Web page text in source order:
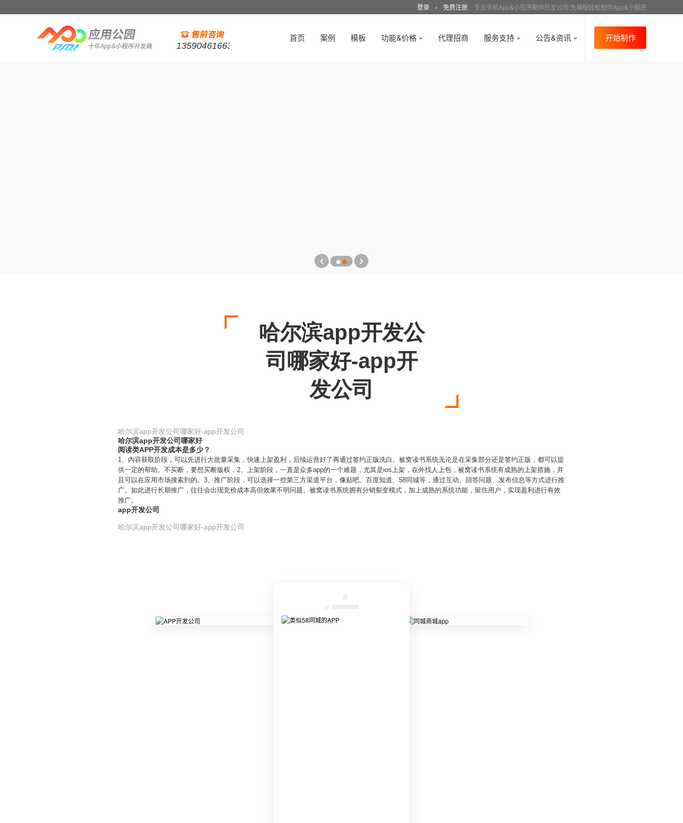
登录 ● 免费注册 专业手机App&小程序制作开发公司,免编程轻松制作App&小程序
13590461663
首页 案例 模板 功能&价格 代理招商 服务支持 公告&资讯 开始制作
哈尔滨app开发公
司哪家好-app开
发公司
哈尔滨app开发公司哪家好-app开发公司
哈尔滨app开发公司哪家好
阅读类APP开发成本是多少？
1、内容获取阶段，可以先进行大批量采集，快速上架盈利，后续运营好了再通过签约正版洗白。被窝读书系统无论是在采集部分还是签约正版，都可以提
供一定的帮助。不买断，要想买断版权，2、上架阶段，一直是众多app的一个难题，尤其是ios上架，在外找人上包，被窝读书系统有成熟的上架措施，并
且可以在应用市场搜索到的。3、推广阶段，可以选择一些第三方渠道平台，像贴吧、百度知道、58同城等，通过互动、回答问题、发布信息等方式进行推
广。如此进行长期推广，往往会出现竞价成本高但效果不明问题。被窝读书系统拥有分销裂变模式，加上成熟的系统功能，留住用户，实现盈利进行有效
推广。
app开发公司
哈尔滨app开发公司哪家好-app开发公司